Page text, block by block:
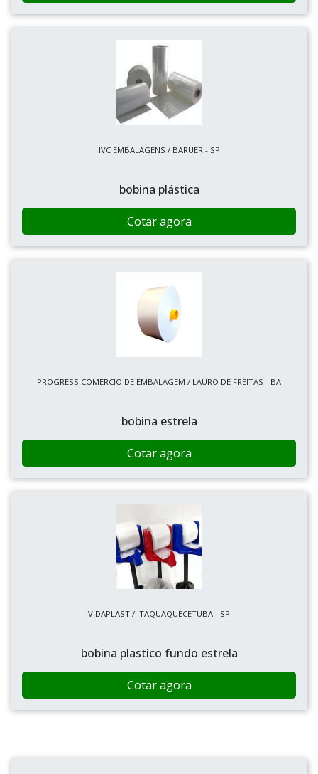
IVC EMBALAGENS / BARUER - SP
bobina plástica
Cotar agora
PROGRESS COMERCIO DE EMBALAGEM / LAURO DE FREITAS - BA
bobina estrela
Cotar agora
VIDAPLAST / ITAQUAQUECETUBA - SP
bobina plastico fundo estrela
Cotar agora